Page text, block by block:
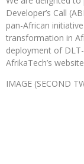
Developer’s Call
pan-African
transformation in
deployment of
AfrikaTech’s
IMAGE (SECOND